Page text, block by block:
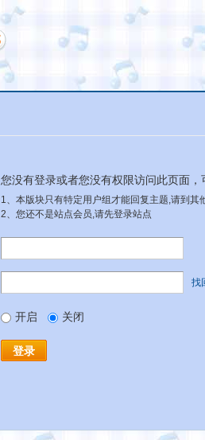
您没有登录或者您没有权限访问此页面
1、本版块只有特定用户组才能回复主题,请到其
2、您还不是站点会员,请先登录站点
找
开启 关闭
登录